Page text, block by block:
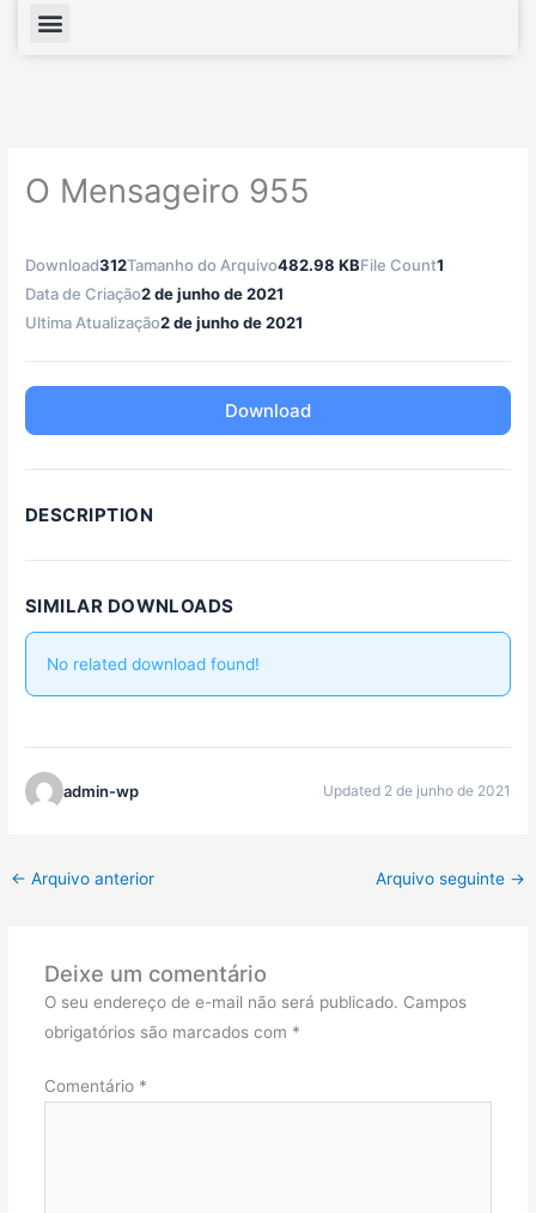
Menu
O Mensageiro 955
Download312Tamanho do Arquivo482.98 KBFile Count1
Data de Criação2 de junho de 2021
Ultima Atualização2 de junho de 2021
Download
DESCRIPTION
SIMILAR DOWNLOADS
No related download found!
admin-wp Updated 2 de junho de 2021
← Arquivo anterior Arquivo seguinte →
Deixe um comentário
O seu endereço de e-mail não será publicado. Campos
obrigatórios são marcados com *
Comentário *